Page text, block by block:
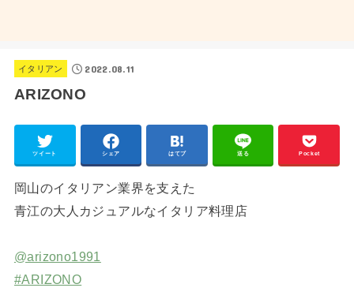
イタリアン 2022.08.11
ARIZONO
ツイート シェア はてブ 送る Pocket
岡山のイタリアン業界を支えた
青江の大人カジュアルなイタリア料理店
@arizono1991
#ARIZONO